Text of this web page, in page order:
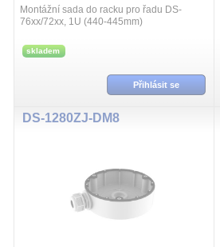
Montážní sada do racku pro řadu DS-
76xx/72xx, 1U (440-445mm)
skladem
Přihlásit se
DS-1280ZJ-DM8